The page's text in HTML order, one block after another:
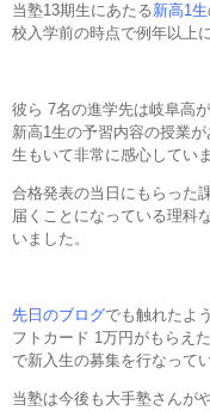
当塾13期生にあたる新高1生
校入学前の時点で例年以上
彼ら 7名の進学先は岐阜高
新高1生の予習内容の授業
生もいて非常に感心していま
合格発表の当日にもらった
届くことになっている理科
いました。
先日のブログでも触れたよ
フトカード 1万円がもらえ
で新入生の募集を行なって
当塾は今後も大手塾さんが